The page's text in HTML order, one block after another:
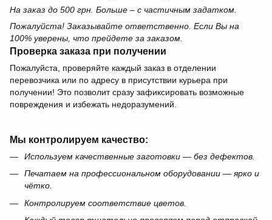
На заказ до 500 грн. Больше – с частичным задатком.
Пожалуйста! Заказывайте ответственно. Если Вы на
100% уверены, что прейдете за заказом.
Проверка заказа при получении
Пожалуйста, проверяйте каждый заказ в отделении
перевозчика или по адресу в присутствии курьера при
получении! Это позволит сразу зафиксировать возможные
повреждения и избежать недоразумений.
Мы контролируем качество:
Используем качественные заготовки — без дефектов.
Печатаем на профессиональном оборудовании — ярко и
чётко.
Контролируем соответствие цветов.